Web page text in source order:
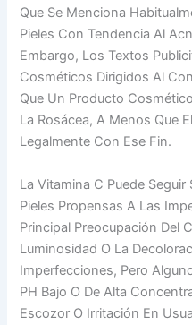
Que Se Menciona
Pieles Con Tendencia Al
Embargo, Los Textos
Cosméticos Dirigidos Al
Que Un Producto
La Rosácea, A Menos Que
Legalmente Con Ese Fin.
La Vitamina C Puede
Pieles Propensas A Las
Principal Preocupación Del
Luminosidad O La
Imperfecciones, Pero
PH Bajo O De Alta
Escozor O Irritación En